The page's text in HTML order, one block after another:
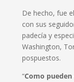
De hecho, fue
con sus
padecía y
Washington,
pospuestos.
“Como